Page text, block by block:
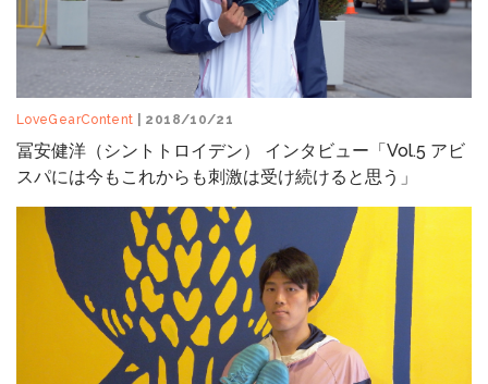
LoveGearContent | 2018/10/21
冨安健洋（シントトロイデン） インタビュー「Vol.5 アビ
スパには今もこれからも刺激は受け続けると思う」